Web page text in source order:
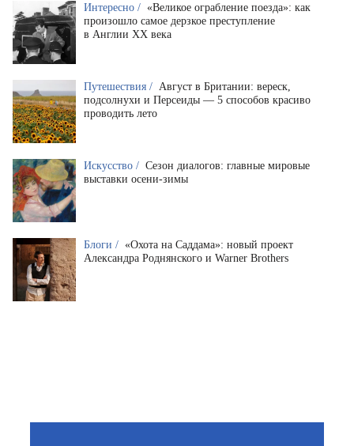
Интересно / «Великое ограбление поезда»: как
произошло самое дерзкое преступление
в Англии XX века
Путешествия / Август в Британии: вереск,
подсолнухи и Персеиды — 5 способов красиво
проводить лето
Искусство / Сезон диалогов: главные мировые
выставки осени-зимы
Блоги / «Охота на Саддама»: новый проект
Александра Роднянского и Warner Brothers